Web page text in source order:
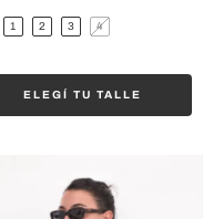
1 2 3 4
ELEGÍ TU TALLE